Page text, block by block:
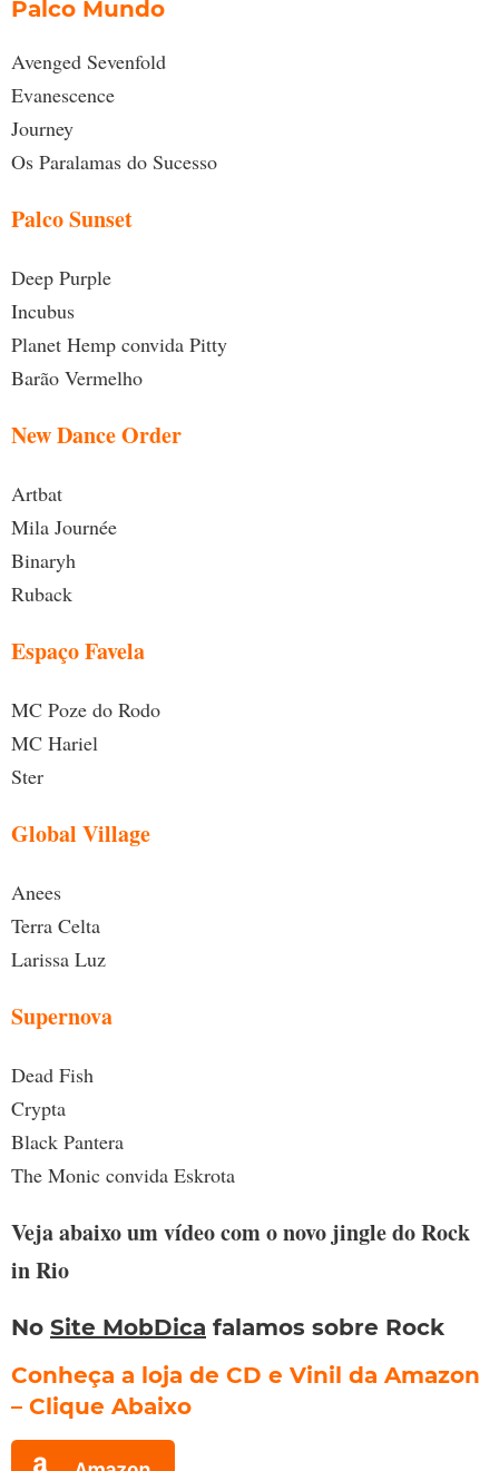
Palco Mundo
Avenged Sevenfold
Evanescence
Journey
Os Paralamas do Sucesso
Palco Sunset
Deep Purple
Incubus
Planet Hemp convida Pitty
Barão Vermelho
New Dance Order
Artbat
Mila Journée
Binaryh
Ruback
Espaço Favela
MC Poze do Rodo
MC Hariel
Ster
Global Village
Anees
Terra Celta
Larissa Luz
Supernova
Dead Fish
Crypta
Black Pantera
The Monic convida Eskrota
Veja abaixo um vídeo com o novo jingle do Rock
in Rio
No Site MobDica falamos sobre Rock
Conheça a loja de CD e Vinil da Amazon
– Clique Abaixo